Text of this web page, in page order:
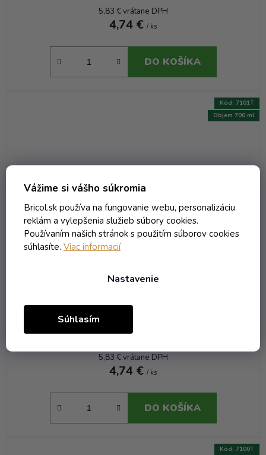
Vážime si vášho súkromia
Bricol.sk používa na fungovanie webu, personalizáciu
reklám a vylepšenia služieb súbory cookies.
Používaním našich stránok s použitím súborov cookies
súhlasíte. Viac informacií
Nastavenie
Súhlasím
5,83 € vrátane DPH
4,74 € / ks
DO KOŠÍKA
Skladom
5,83 € vrátane DPH
4,74 € / ks
DO KOŠÍKA
Objem 700 ml
Kód: 7101T
Kód: 7100T